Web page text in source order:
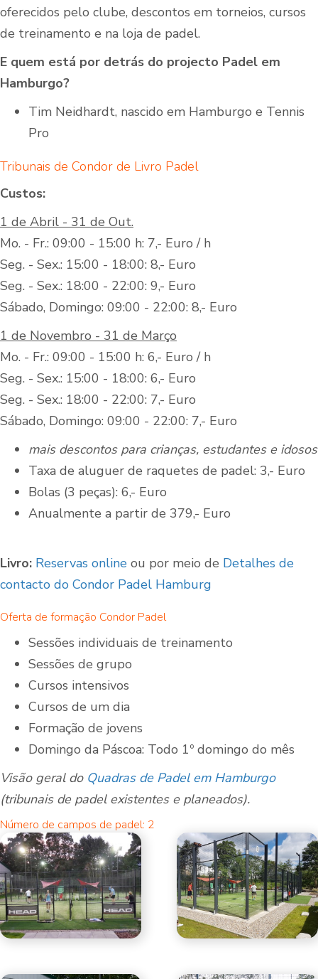
oferecidos pelo clube, descontos em torneios, cursos
de treinamento e na loja de padel.
E quem está por detrás do projecto Padel em
Hamburgo?
Tim Neidhardt, nascido em Hamburgo e Tennis
Pro
Tribunais de Condor de Livro Padel
Custos:
1 de Abril - 31 de Out.
Mo. - Fr.: 09:00 - 15:00 h: 7,- Euro / h
Seg. - Sex.: 15:00 - 18:00: 8,- Euro
Seg. - Sex.: 18:00 - 22:00: 9,- Euro
Sábado, Domingo: 09:00 - 22:00: 8,- Euro
1 de Novembro - 31 de Março
Mo. - Fr.: 09:00 - 15:00 h: 6,- Euro / h
Seg. - Sex.: 15:00 - 18:00: 6,- Euro
Seg. - Sex.: 18:00 - 22:00: 7,- Euro
Sábado, Domingo: 09:00 - 22:00: 7,- Euro
mais descontos para crianças, estudantes e idosos
Taxa de aluguer de raquetes de padel: 3,- Euro
Bolas (3 peças): 6,- Euro
Anualmente a partir de 379,- Euro
Livro: Reservas online ou por meio de Detalhes de
contacto do Condor Padel Hamburg
Oferta de formação Condor Padel
Sessões individuais de treinamento
Sessões de grupo
Cursos intensivos
Cursos de um dia
Formação de jovens
Domingo da Páscoa: Todo 1º domingo do mês
Visão geral doQuadras de Padel em Hamburgo
(tribunais de padel existentes e planeados).
Número de campos de padel: 2